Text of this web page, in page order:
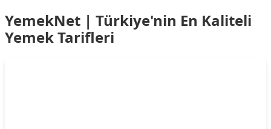
YemekNet | Türkiye'nin En Kaliteli
Yemek Tarifleri